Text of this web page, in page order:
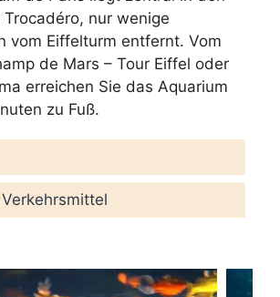
nur wenige
vom Eiffelturm entfernt. Vom
de Mars – Tour Eiffel oder
erreichen Sie das Aquarium
zu Fuß.